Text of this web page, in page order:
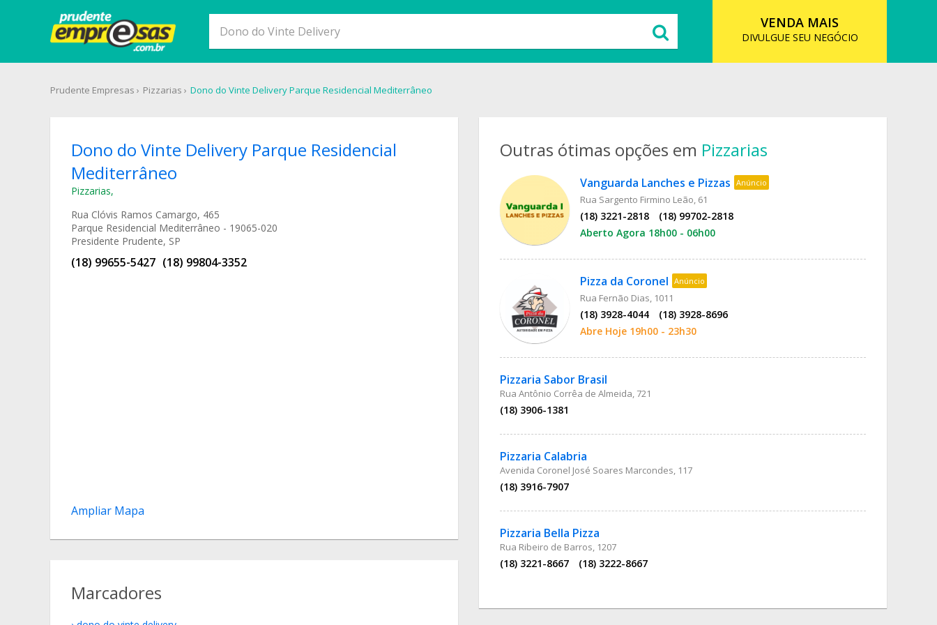
VENDA MAIS
DIVULGUE SEU NEGÓCIO
Prudente Empresas Pizzarias Dono do Vinte Delivery Parque Residencial Mediterrâneo
Dono do Vinte Delivery Parque Residencial
Mediterrâneo
Pizzarias,
Rua Clóvis Ramos Camargo, 465
Parque Residencial Mediterrâneo - 19065-020
Presidente Prudente, SP
(18) 99655-5427 (18) 99804-3352
Ampliar Mapa
Outras ótimas opções em Pizzarias
Vanguarda Lanches e Pizzas Anúncio
Rua Sargento Firmino Leão, 61
(18) 3221-2818
(18) 99702-2818
Aberto Agora 18h00 - 06h00
Pizza da Coronel Anúncio
Rua Fernão Dias, 1011
(18) 3928-4044
(18) 3928-8696
Abre Hoje 19h00 - 23h30
Pizzaria Sabor Brasil
Rua Antônio Corrêa de Almeida, 721
(18) 3906-1381
Pizzaria Calabria
Avenida Coronel José Soares Marcondes, 117
(18) 3916-7907
Pizzaria Bella Pizza
Rua Ribeiro de Barros, 1207
(18) 3221-8667 (18) 3222-8667
Marcadores